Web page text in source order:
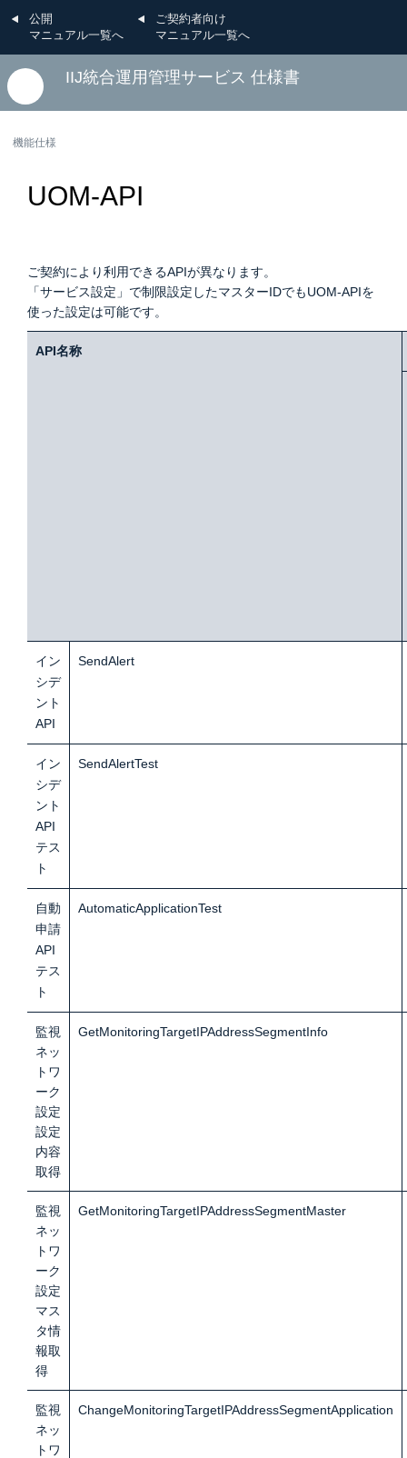
公開
マニュアル一覧へ
ご契約者向け
マニュアル一覧へ
IIJ統合運用管理サービス 仕様書
機能仕様
UOM-API
ご契約により利用できるAPIが異なります。
「サービス設定」で制限設定したマスターIDでもUOM-APIを
使った設定は可能です。
API名称
イン
シデ
ント
API
SendAlert
イン
シデ
ント
API
テス
ト
SendAlertTest
自動
申請
API
テス
ト
AutomaticApplicationTest
監視
ネッ
トワ
ーク
設定
設定
内容
取得
GetMonitoringTargetIPAddressSegmentInfo
監視
ネッ
トワ
ーク
設定
マス
タ情
報取
得
GetMonitoringTargetIPAddressSegmentMaster
監視
ネッ
トワ
ChangeMonitoringTargetIPAddressSegmentApplication